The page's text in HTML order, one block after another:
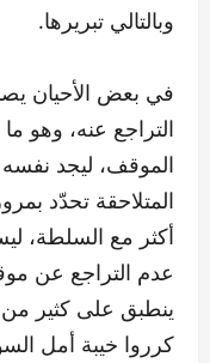
وبالتالي تبريرها.
في بعض الأحيان
التراجع عنه، وهو
الموقف، ليجد
المتلاحقة تحدّد
أكثر مع السلطة،
عدم التراجع عن
ينطبق على كثير
كرروا خيبة أمل